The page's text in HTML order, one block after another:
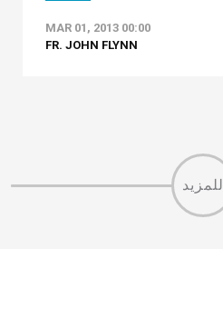
MAR 01, 2013 00:00
FR. JOHN FLYNN
للمزيد